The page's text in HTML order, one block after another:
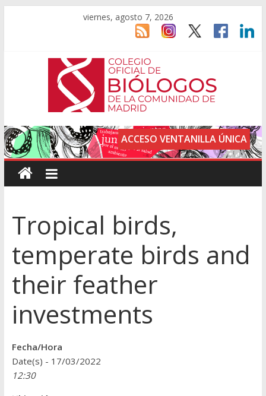
viernes, agosto 7, 2026
ACCESO VENTANILLA ÚNICA
Tropical birds,
temperate birds and
their feather
investments
Fecha/Hora
Date(s) - 17/03/2022
12:30